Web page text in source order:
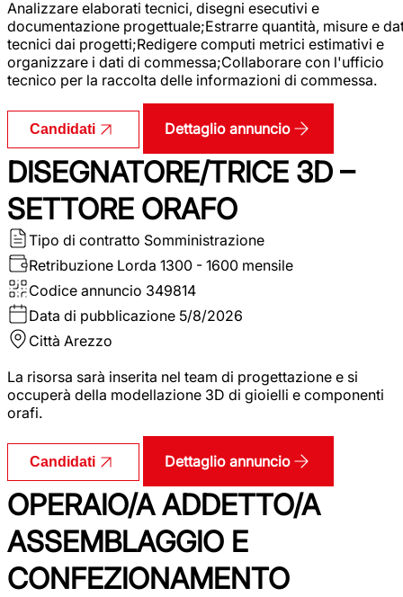
Analizzare elaborati tecnici, disegni esecutivi e
documentazione progettuale;Estrarre quantità, misure e
tecnici dai progetti;Redigere computi metrici estimativi e
organizzare i dati di commessa;Collaborare con l'ufficio
tecnico per la raccolta delle informazioni di commessa.
Candidati Dettaglio annuncio
DISEGNATORE/TRICE 3D –
SETTORE ORAFO
Tipo di contratto Somministrazione
Retribuzione Lorda 1300 - 1600 mensile
Codice annuncio 349814
Data di pubblicazione 5/8/2026
Città Arezzo
La risorsa sarà inserita nel team di progettazione e si
occuperà della modellazione 3D di gioielli e componenti
orafi.
Candidati Dettaglio annuncio
OPERAIO/A ADDETTO/A
ASSEMBLAGGIO E
CONFEZIONAMENTO